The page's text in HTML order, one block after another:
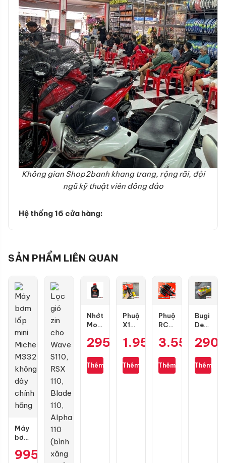
Không gian Shop2banh khang trang, rộng rãi, đội
ngũ kỹ thuật viên đông đảo
Hệ thống 16 cửa hàng:
SẢN PHẨM LIÊN QUAN
Máy
bơm
mini
995.000
Nhớt
Motul
10W50
1L
295.000₫
Thêm
Phuộc
X1R
bình
cho
Vario
1.950.000 ₫
Thêm
Phuộc
RCB
S
Air
Blade
Thêm
Bugi
Denso
Air
PCX,
Lead,
Thêm